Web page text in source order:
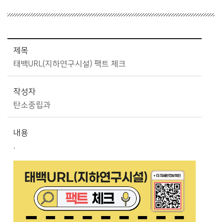
제목
태백URL(지하연구시설) 팩트 체크
작성자
탄소중립과
내용
.